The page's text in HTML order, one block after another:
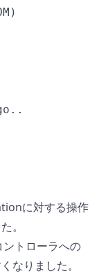
に対する操作
。
トローラへの
なりました。